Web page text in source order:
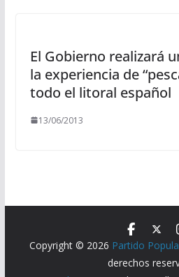
El Gobierno realizará
la experiencia de
todo el litoral español
13/06/2013
Copyright © 2026 Partido
derechos